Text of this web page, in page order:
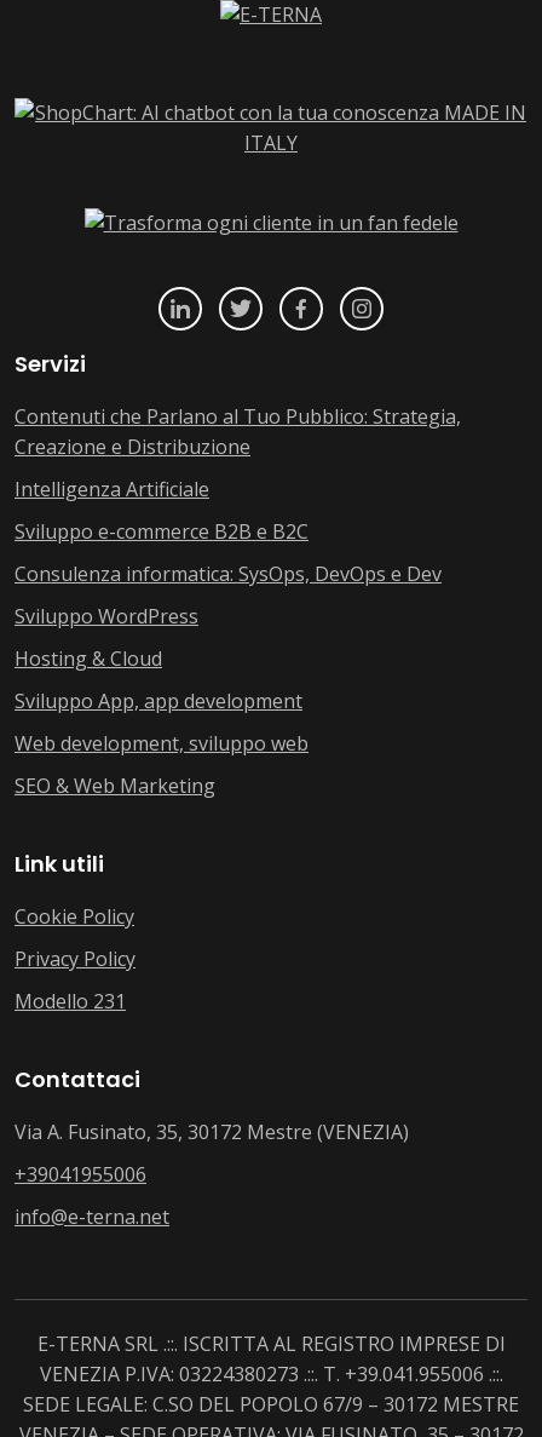
Servizi
Contenuti che Parlano al Tuo Pubblico: Strategia,
Creazione e Distribuzione
Intelligenza Artificiale
Sviluppo e-commerce B2B e B2C
Consulenza informatica: SysOps, DevOps e Dev
Sviluppo WordPress
Hosting & Cloud
Sviluppo App, app development
Web development, sviluppo web
SEO & Web Marketing
Link utili
Cookie Policy
Privacy Policy
Modello 231
Contattaci
Via A. Fusinato, 35, 30172 Mestre (VENEZIA)
+39041955006
info@e-terna.net
E-TERNA SRL .::. ISCRITTA AL REGISTRO IMPRESE DI
VENEZIA P.IVA: 03224380273 .::. T. +39.041.955006 .::.
SEDE LEGALE: C.SO DEL POPOLO 67/9 – 30172 MESTRE